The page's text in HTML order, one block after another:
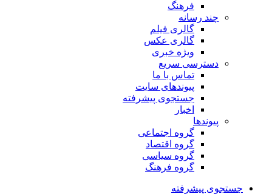
فرهنگ
چند رسانه
گالری فیلم
گالری عکس
ویژه خبری
دسترسی سریع
تماس با ما
پیوندهای سایت
جستجوی پیشرفته
اخبار
پیوندها
گروه اجتماعی
گروه اقتصاد
گروه سیاسی
گروه فرهنگ
جستجوی پیشرفته